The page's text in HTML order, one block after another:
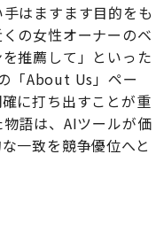
はますます目的をも
の女性オーナーのベ
推薦して」といった
「About Us」ペー
に打ち出すことが重
語は、AIツールが価
一致を競争優位へと